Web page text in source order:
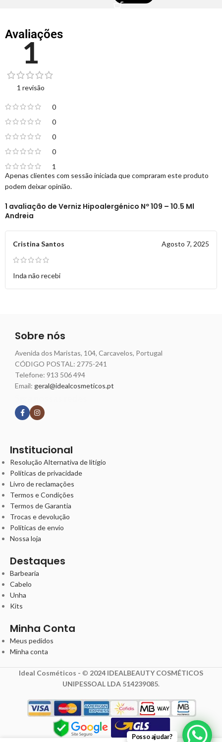
Avaliações
1
1 revisão
0
0
0
0
1
1 avaliação de Verniz Hipoalergénico Nº 109 – 10.5 Ml
Andreia
Cristina Santos Agosto 7, 2025
Inda não recebi
Apenas clientes com sessão iniciada que compraram este produto
podem deixar opinião.
Sobre nós
Avenida dos Maristas, 104, Carcavelos, Portugal
CÓDIGO POSTAL: 2775-241
Telefone: 913 506 494
Email: geral@idealcosmeticos.pt
Institucional
Resolução Alternativa de litígio
Políticas de privacidade
Livro de reclamações
Termos e Condições
Termos de Garantia
Trocas e devolução
Políticas de envio
Nossa loja
Destaques
Barbearia
Cabelo
Unha
Kits
Minha Conta
Meus pedidos
Minha conta
Ideal Cosméticos - © 2024 IDEALBEAUTY COSMÉTICOS
UNIPESSOAL LDA 514239085.
2,18€1,74€
Posso ajudar?